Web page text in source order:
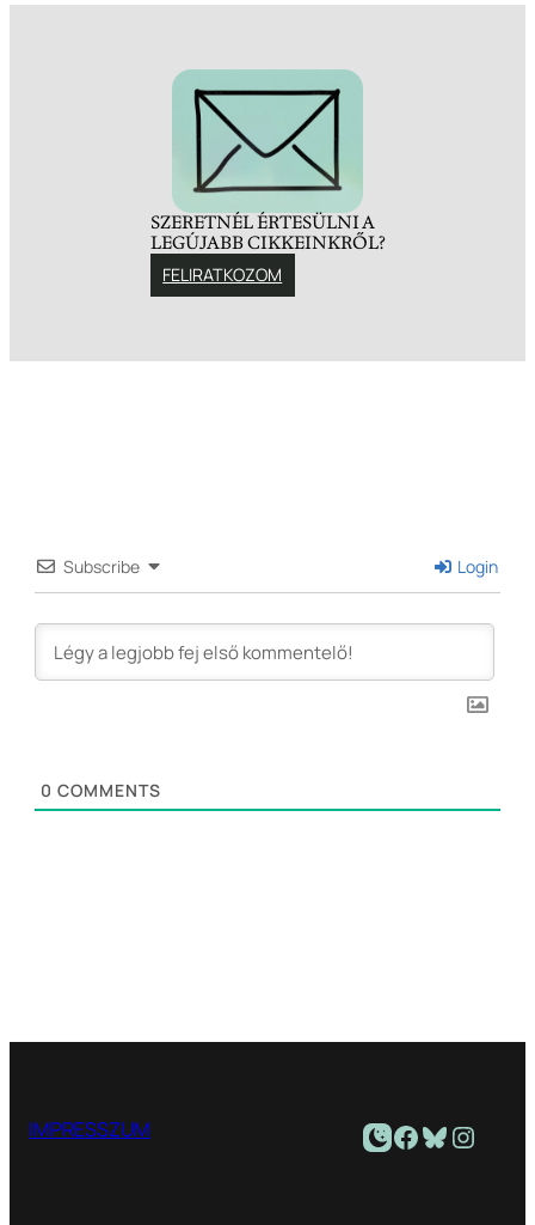
SZERETNÉL ÉRTESÜLNI A
LEGÚJABB CIKKEINKRŐL?
FELIRATKOZOM
Subscribe Login
0 COMMENTS
IMPRESSZUM Facebook Bluesky Instagram